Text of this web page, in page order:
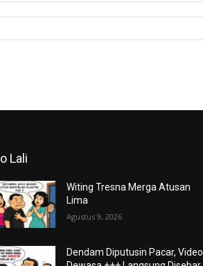
Lali
Witing Tresna Merga Atusan
Lima
Agustus 9, 2026
Dendam Diputusin Pacar, Video